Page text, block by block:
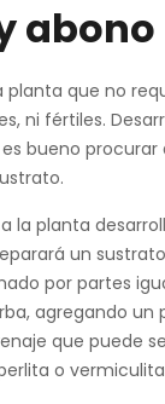
abono
planta que no
ni fértiles.
bueno procurar
la planta
un
por partes
agregando un
que puede
o